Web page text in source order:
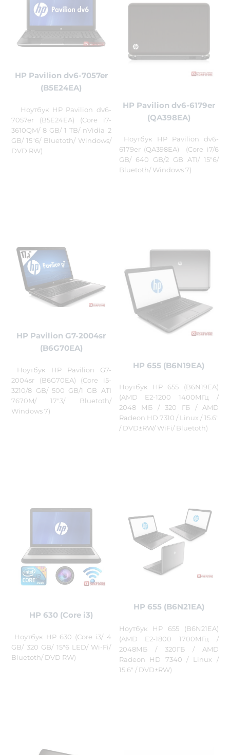
HP Pavilion dv6-7057er
(B5E24EA)
Ноутбук HP Pavilion dv6-
7057er (B5E24EA) (Core i7-
3610QM/ 8 GB/ 1 TB/ nVidia 2
GB/ 15"6/ Bluetoth/ Windows/
DVD RW)
HP Pavilion dv6-6179er
(QA398EA)
Ноутбук HP Pavilion dv6-
6179er (QA398EA) (Core i7/6
GB/ 640 GB/2 GB ATI/ 15"6/
Bluetoth/ Windows 7)
HP Pavilion G7-2004sr
(B6G70EA)
Ноутбук HP Pavilion G7-
2004sr (B6G70EA) (Core i5-
3210/8 GB/ 500 GB/1 GB ATI
7670M/ 17"3/ Bluetoth/
Windows 7)
HP 655 (B6N19EA)
Ноутбук HP 655 (B6N19EA)
(AMD E2-1200 1400МГц /
2048 МБ / 320 ГБ / AMD
Radeon HD 7310 / Linux / 15.6"
/ DVD±RW/ WiFi/ Bluetoth)
HP 630 (Core i3)
Ноутбук HP 630 (Core i3/ 4
GB/ 320 GB/ 15"6 LED/ Wi-Fi/
Bluetoth/ DVD RW)
HP 655 (B6N21EA)
Ноутбук HP 655 (B6N21EA)
(AMD E2-1800 1700МГц /
2048МБ / 320ГБ / AMD
Radeon HD 7340 / Linux /
15.6" / DVD±RW)